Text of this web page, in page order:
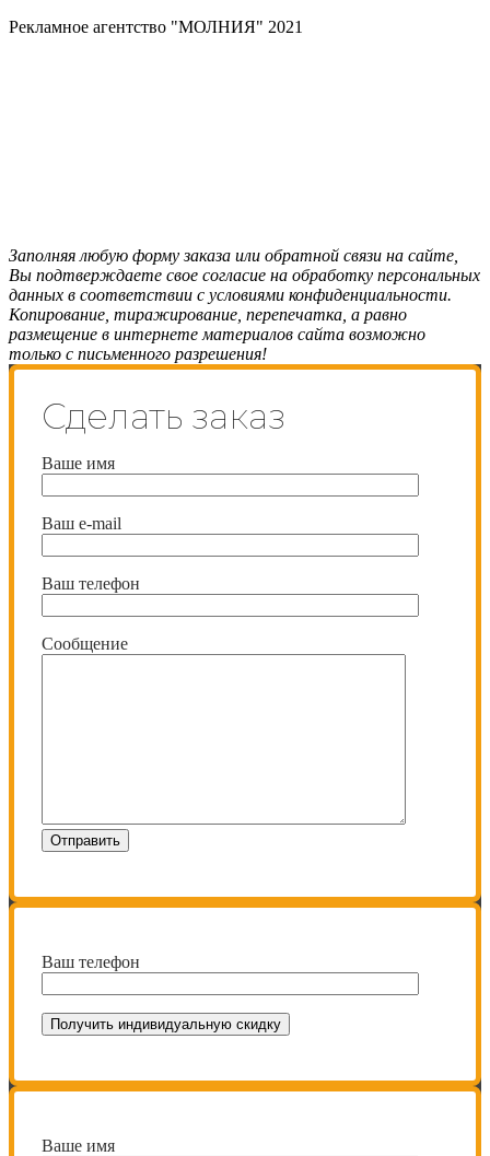
Рекламное агентство "МОЛНИЯ" 2021
Заполняя любую форму заказа или обратной связи на сайте,
Вы подтверждаете свое согласие на обработку персональных
данных в соответствии с условиями конфиденциальности.
Копирование, тиражирование, перепечатка, а равно
размещение в интернете материалов сайта возможно
только с письменного разрешения!
Сделать заказ
Ваше имя
Ваш e-mail
Ваш телефон
Сообщение
Ваш телефон
Ваше имя